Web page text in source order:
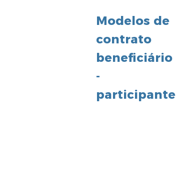
Modelos de
contrato
beneficiário
-
participante